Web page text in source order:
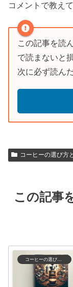
コメントで教え
この記事を読
で読まないと損
次に必ず読ん
コーヒーの選び方
この記事
コーヒーの選び方と保存